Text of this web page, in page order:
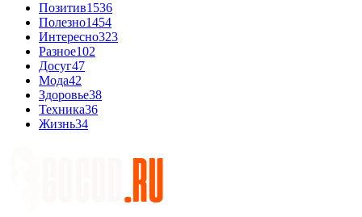
Позитив1536
Полезно1454
Интересно323
Разное102
Досуг47
Мода42
Здоровье38
Техника36
Жизнь34